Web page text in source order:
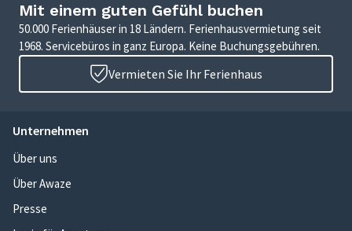
Mit einem guten Gefühl buchen
50.000 Ferienhäuser in 18 Ländern. Ferienhausvermietung seit
1968. Servicebüros in ganz Europa. Keine Buchungsgebühren.
Vermieten Sie Ihr Ferienhaus
Unternehmen
Über uns
Über Awaze
Presse